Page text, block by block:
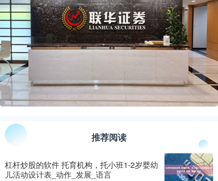
推荐阅读
杠杆炒股的软件 托育机构，托小班1-2岁婴幼
儿活动设计表_动作_发展_语言